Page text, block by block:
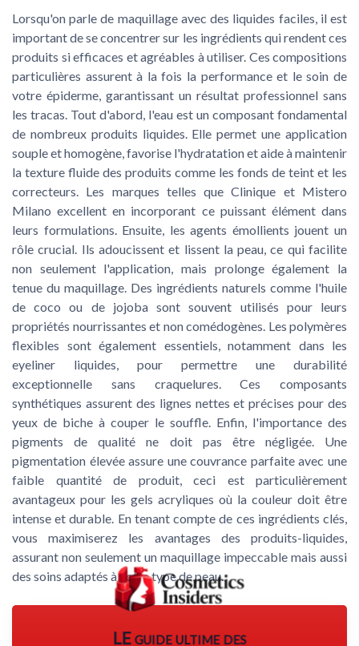
Lorsqu'on parle de maquillage avec des liquides faciles, il est
important de se concentrer sur les ingrédients qui rendent ces
produits si efficaces et agréables à utiliser. Ces compositions
particulières assurent à la fois la performance et le soin de
votre épiderme, garantissant un résultat professionnel sans
les tracas. Tout d'abord, l'eau est un composant fondamental
de nombreux produits liquides. Elle permet une application
souple et homogène, favorise l'hydratation et aide à maintenir
la texture fluide des produits comme les fonds de teint et les
correcteurs. Les marques telles que Clinique et Mistero
Milano excellent en incorporant ce puissant élément dans
leurs formulations. Ensuite, les agents émollients jouent un
rôle crucial. Ils adoucissent et lissent la peau, ce qui facilite
non seulement l'application, mais prolonge également la
tenue du maquillage. Des ingrédients naturels comme l'huile
de coco ou de jojoba sont souvent utilisés pour leurs
propriétés nourrissantes et non comédogènes. Les polymères
flexibles sont également essentiels, notamment dans les
eyeliner liquides, pour permettre une durabilité
exceptionnelle sans craquelures. Ces composants
synthétiques assurent des lignes nettes et précises pour des
yeux de biche à couper le souffle. Enfin, l'importance des
pigments de qualité ne doit pas être négligée. Une
pigmentation élevée assure une couvrance parfaite avec une
faible quantité de produit, ceci est particulièrement
avantageux pour les gels acryliques où la couleur doit être
intense et durable. En tenant compte de ces ingrédients clés,
vous maximiserez les avantages des produits-liquides,
assurant non seulement un maquillage impeccable mais aussi
des soins adaptés à votre type de peau.
LE guide ultime des